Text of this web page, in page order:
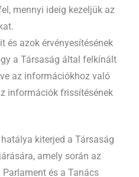
mennyi ideig kezeljük az
és azok érvényesítésének
a Társaság által felkínált
az információkhoz való
információk frissítésének
kiterjed a Társaság
amely során az
és a Tanács